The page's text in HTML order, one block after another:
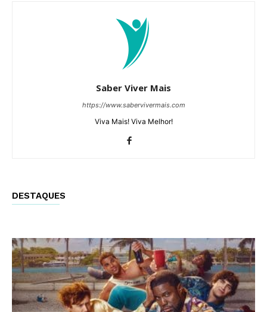
Saber Viver Mais
https://www.sabervivermais.com
Viva Mais! Viva Melhor!
DESTAQUES